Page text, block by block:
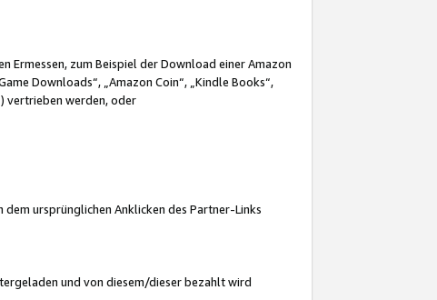
zum Beispiel der Download einer Amazon
Downloads“, „Amazon Coin“, „Kindle Books“,
vertrieben werden, oder
ursprünglichen Anklicken des Partner-Links
und von diesem/dieser bezahlt wird